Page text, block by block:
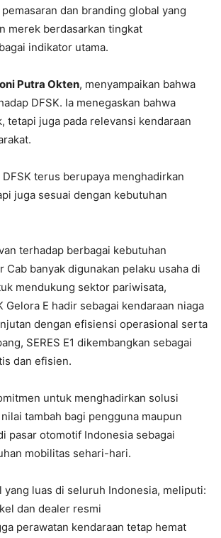
dan branding global yang
merek berdasarkan tingkat
indikator utama.
Putra Okten, menyampaikan bahwa
DFSK. Ia menegaskan bahwa
tetapi juga pada relevansi kendaraan
terus berupaya menghadirkan
juga sesuai dengan kebutuhan
terhadap berbagai kebutuhan
banyak digunakan pelaku usaha di
mendukung sektor pariwisata,
E hadir sebagai kendaraan niaga
dengan efisiensi operasional serta
SERES E1 dikembangkan sebagai
dan efisien.
untuk menghadirkan solusi
tambah bagi pengguna maupun
pasar otomotif Indonesia sebagai
mobilitas sehari-hari.
luas di seluruh Indonesia, meliputi:
dan dealer resmi
perawatan kendaraan tetap hemat